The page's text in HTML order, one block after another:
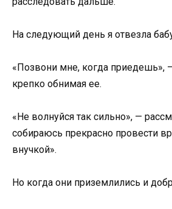
На следующий день я отвезла
«Позвони мне, когда приедешь»,
крепко обнимая ее.
«Не волнуйся так сильно», —
собираюсь прекрасно провести
внучкой».
Но когда они приземлились и